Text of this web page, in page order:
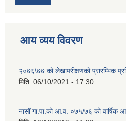
आय व्यय विवरण
२०७६\७७ को लेखापरीक्षणको प्रारम्भिक
मिति: 06/10/2021 - 17:30
नासोँ गा.पा.को आ.व. ०७५/७६ को वार्षिक